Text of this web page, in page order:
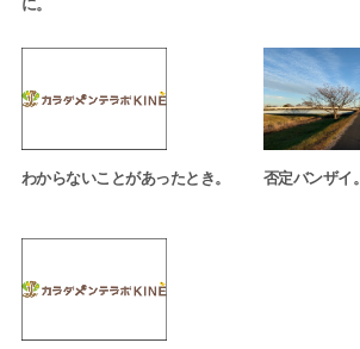
に。
わからないことがあったとき。 否定バンザイ。